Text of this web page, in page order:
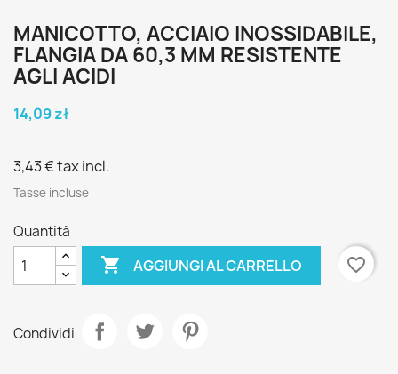
MANICOTTO, ACCIAIO INOSSIDABILE,
FLANGIA DA 60,3 MM RESISTENTE
AGLI ACIDI
14,09 zł
3,43 €tax incl.
Tasse incluse
Quantità
 AGGIUNGI AL CARRELLO favorite_border
Condividi